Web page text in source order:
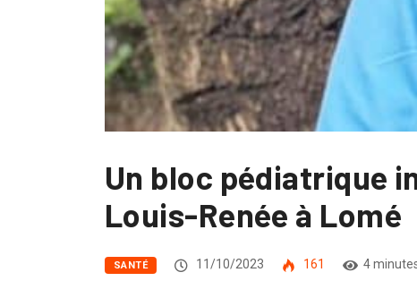
Un bloc pédiatrique
Louis-Renée à Lomé
SANTÉ 11/10/2023 161 4